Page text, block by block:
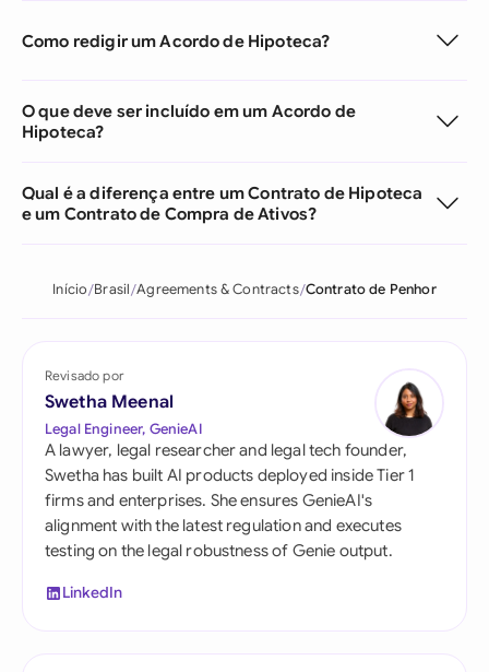
Como redigir um Acordo de Hipoteca?
O que deve ser incluído em um Acordo de
Hipoteca?
Qual é a diferença entre um Contrato de Hipoteca
e um Contrato de Compra de Ativos?
Início Brasil Agreements & Contracts Contrato de Penhor
Revisado por
Swetha Meenal
Legal Engineer, GenieAI
A lawyer, legal researcher and legal tech founder,
Swetha has built AI products deployed inside Tier 1
firms and enterprises. She ensures GenieAI's
alignment with the latest regulation and executes
testing on the legal robustness of Genie output.
LinkedIn